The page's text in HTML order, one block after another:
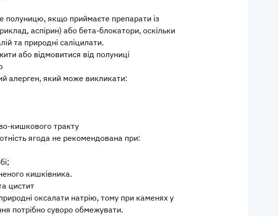
полуницю, якщо приймаєте препарати із
аспірин) або бета-блокатори, оскільки
та природні саліцилати.
або відмовитися від полуниці
алерген, який може викликати:
кишкового тракту
ягода не рекомендована при:
кишківника.
цистит
оксалати натрію, тому при каменях у
потрібно суворо обмежувати.